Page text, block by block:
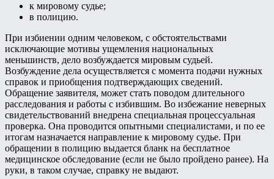
к мировому судье;
в полицию.
При избиении одним человеком, с обстоятельствами
исключающие мотивы ущемления национальных
меньшинств, дело возбуждается мировым судьей.
Возбуждение дела осуществляется с момента подачи нужных
справок и приобщения подтверждающих сведений.
Обращение заявителя, может стать поводом длительного
расследования и работы с избившим. Во избежание неверных
свидетельствований внедрена специальная процессуальная
проверка. Она проводится опытными специалистами, и по ее
итогам назначается направление к мировому судье. При
обращении в полицию выдается бланк на бесплатное
медицинское обследование (если не было пройдено ранее). На
руки, в таком случае, справку не выдают.